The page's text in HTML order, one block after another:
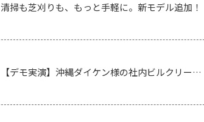
清掃も芝刈りも、もっと手軽に。新モデル追加！
【デモ実演】沖縄ダイケン様の社内ビルクリーニ